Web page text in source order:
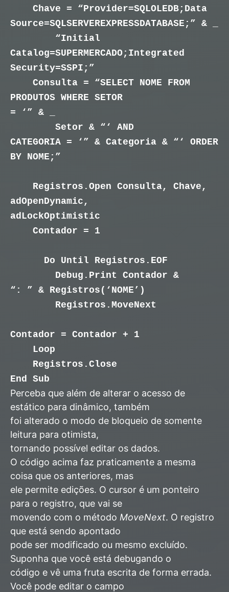
Chave = “Provider=SQLOLEDB;Data
Source=SQLSERVEREXPRESSDATABASE;” & _
“Initial
Catalog=SUPERMERCADO;Integrated
Security=SSPI;”
Consulta = “SELECT NOME FROM
PRODUTOS WHERE SETOR
= ‘” & _
Setor & “‘ AND
CATEGORIA = ‘” & Categoria & “‘ ORDER
BY NOME;”
Registros.Open Consulta, Chave,
adOpenDynamic,
adLockOptimistic
Contador = 1
Do Until Registros.EOF
Debug.Print Contador &
“: ” & Registros(‘NOME’)
Registros.MoveNext
Contador = Contador + 1
Loop
Registros.Close
End Sub
Perceba que além de alterar o acesso de
estático para dinâmico, também
foi alterado o modo de bloqueio de somente
leitura para otimista,
tornando possível editar os dados.
O código acima faz praticamente a mesma
coisa que os anteriores, mas
ele permite edições. O cursor é um ponteiro
para o registro, que vai se
movendo com o método MoveNext. O registro
que está sendo apontado
pode ser modificado ou mesmo excluído.
Suponha que você está debugando o
código e vê uma fruta escrita de forma errada.
Você pode editar o campo